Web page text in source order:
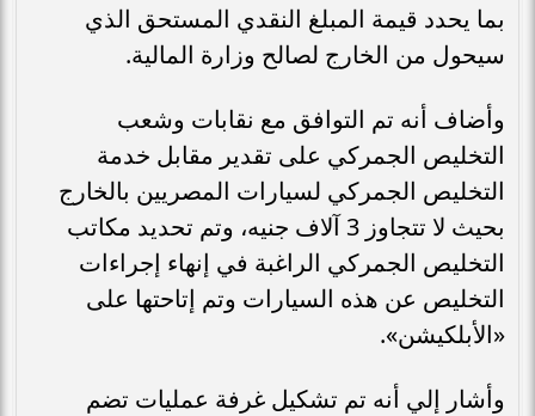
بما يحدد قيمة المبلغ النقدي المستحق الذي
سيحول من الخارج لصالح وزارة المالية.
وأضاف أنه تم التوافق مع نقابات وشعب
التخليص الجمركي على تقدير مقابل خدمة
التخليص الجمركي لسيارات المصريين بالخارج
بحيث لا تتجاوز 3 آلاف جنيه، وتم تحديد مكاتب
التخليص الجمركي الراغبة في إنهاء إجراءات
التخليص عن هذه السيارات وتم إتاحتها على
«الأبلكيشن».
وأشار إلي أنه تم تشكيل غرفة عمليات تضم